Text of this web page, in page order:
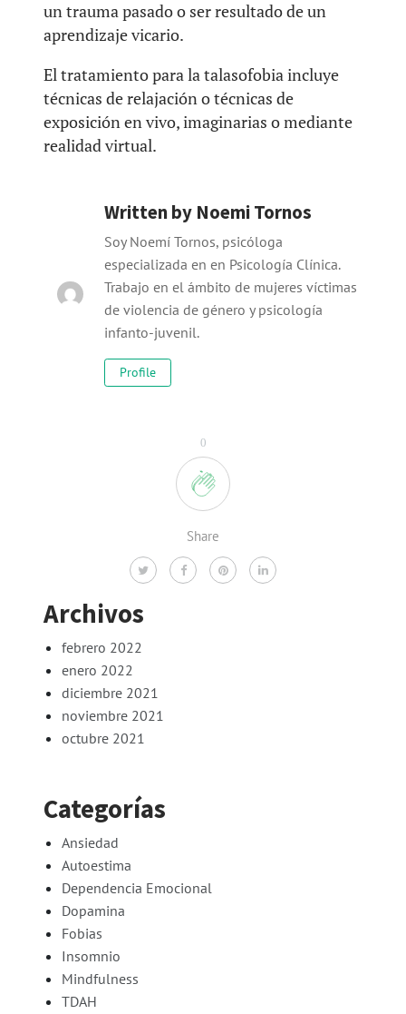
un trauma pasado o ser resultado de un
aprendizaje vicario.
El tratamiento para la talasofobia incluye
técnicas de relajación o técnicas de
exposición en vivo, imaginarias o mediante
realidad virtual.
Written by Noemi Tornos
Soy Noemí Tornos, psicóloga
especializada en en Psicología Clínica.
Trabajo en el ámbito de mujeres víctimas
de violencia de género y psicología
infanto-juvenil.
Profile
0
Share
Archivos
febrero 2022
enero 2022
diciembre 2021
noviembre 2021
octubre 2021
Categorías
Ansiedad
Autoestima
Dependencia Emocional
Dopamina
Fobias
Insomnio
Mindfulness
TDAH